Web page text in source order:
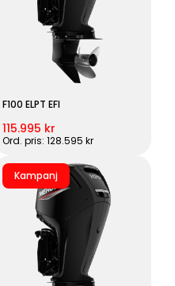
F100 ELPT EFI
115.995 kr
Ord. pris: 128.595 kr
Kampanj